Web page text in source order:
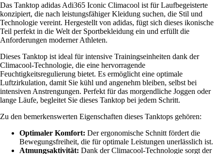
Das Tanktop adidas Adi365 Iconic Climacool ist für Laufbegeisterte
konzipiert, die nach leistungsfähiger Kleidung suchen, die Stil und
Technologie vereint. Hergestellt von adidas, fügt sich dieses ikonische
Teil perfekt in die Welt der Sportbekleidung ein und erfüllt die
Anforderungen moderner Athleten.
Dieses Tanktop ist ideal für intensive Trainingseinheiten dank der
Climacool-Technologie, die eine hervorragende
Feuchtigkeitsregulierung bietet. Es ermöglicht eine optimale
Luftzirkulation, damit Sie kühl und angenehm bleiben, selbst bei
intensiven Anstrengungen. Perfekt für das morgendliche Joggen oder
lange Läufe, begleitet Sie dieses Tanktop bei jedem Schritt.
Zu den bemerkenswerten Eigenschaften dieses Tanktops gehören:
Optimaler Komfort: Der ergonomische Schnitt fördert die
Bewegungsfreiheit, die für optimale Leistungen unerlässlich ist.
Atmungsaktivität: Dank der Climacool-Technologie sorgt der